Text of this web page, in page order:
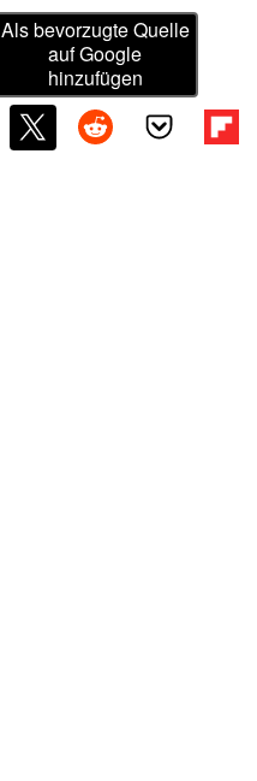
Als bevorzugte Quelle
auf Google
hinzufügen